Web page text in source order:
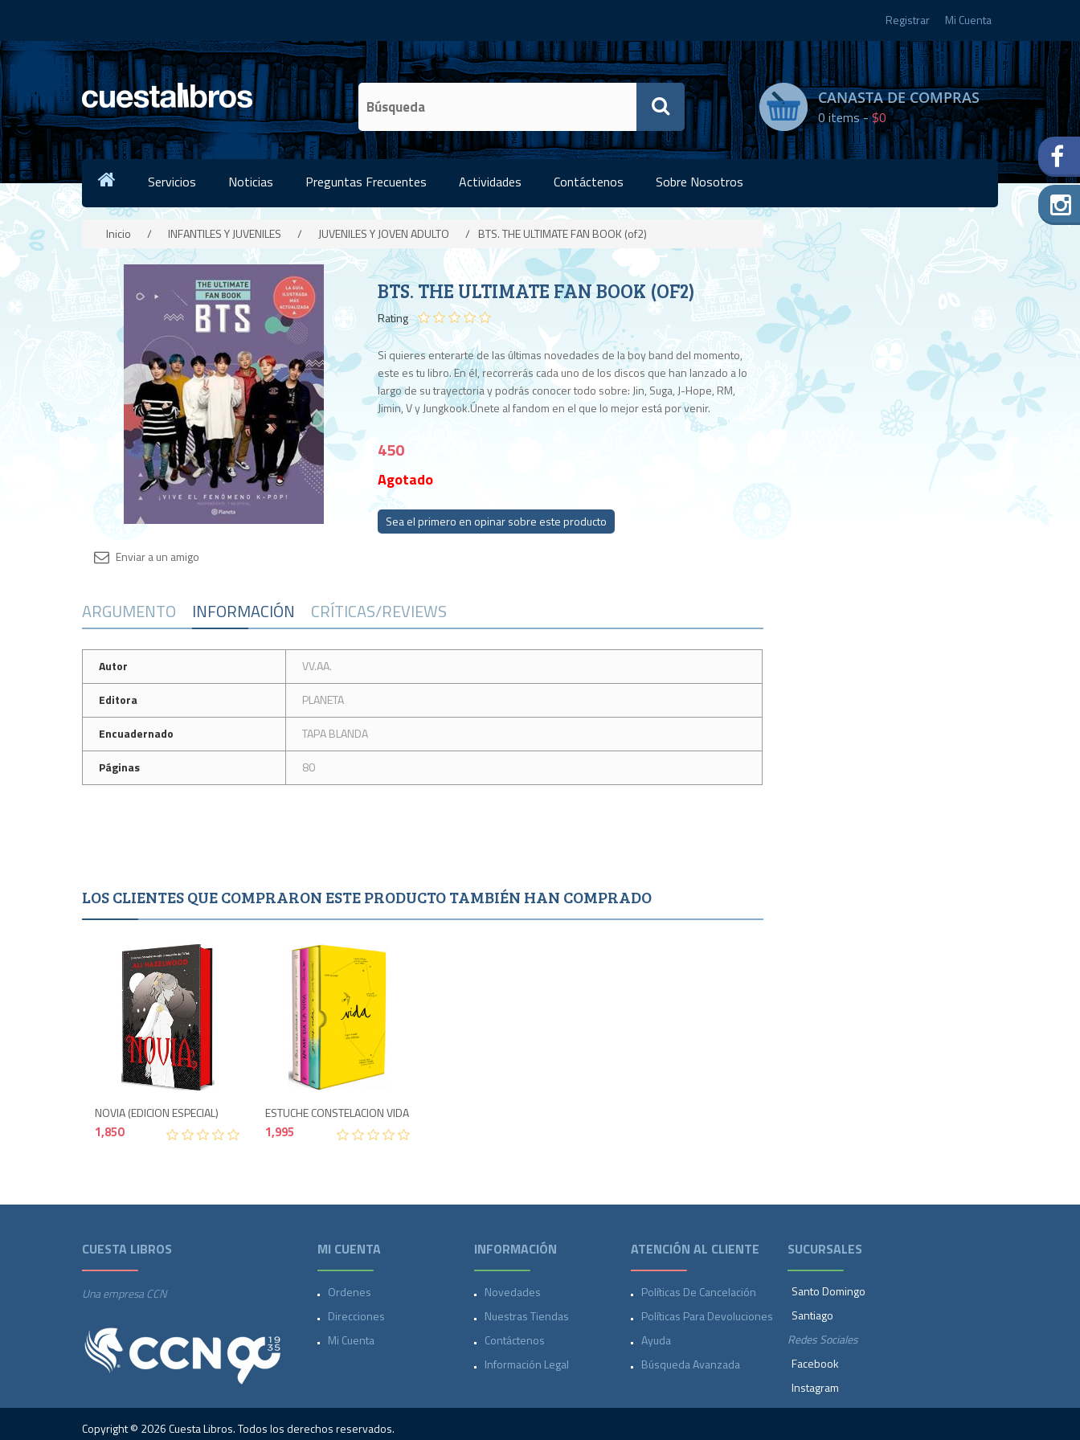
Registrar Mi Cuenta
CANASTA DE COMPRAS
0items -$0
Servicios Noticias Preguntas Frecuentes Actividades Contáctenos Sobre Nosotros
Inicio / INFANTILES Y JUVENILES / JUVENILES Y JOVEN ADULTO / BTS. THE ULTIMATE FAN BOOK (of2)
BTS. THE ULTIMATE FAN BOOK (OF2)
Rating
Si quieres enterarte de las últimas novedades de la boy band del momento,
este es tu libro. En él, recorrerás cada uno de los discos que han lanzado a lo
largo de su trayectoria y podrás conocer todo sobre: Jin, Suga, J-Hope, RM,
Jimin, V y Jungkook.Únete al fandom en el que lo mejor está por venir.
Disponibilidad:
Agotado
450
Agotado
Sea el primero en opinar sobre este producto
ARGUMENTO INFORMACIÓN CRÍTICAS/REVIEWS
Autor
VV.AA.
Editora
PLANETA
Encuadernado
TAPA BLANDA
Páginas
80
LOS CLIENTES QUE COMPRARON ESTE PRODUCTO TAMBIÉN HAN COMPRADO
NOVIA (EDICION ESPECIAL)
1,850
Agotado
ESTUCHE CONSTELACION VIDA
1,995
Agotado
CUESTA LIBROS
Una empresa CCN
MI CUENTA
Ordenes
Direcciones
Mi Cuenta
INFORMACIÓN
Novedades
Nuestras Tiendas
Contáctenos
Información Legal
ATENCIÓN AL CLIENTE
Políticas De Cancelación
Políticas Para Devoluciones
Ayuda
Búsqueda Avanzada
SUCURSALES
Santo Domingo
Santiago
Redes Sociales
Facebook
Instagram
Copyright © 2026 Cuesta Libros. Todos los derechos reservados.